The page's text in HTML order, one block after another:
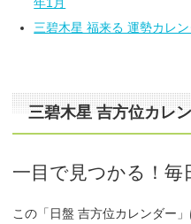
三碧木星 福来る 運勢カレ
三碧木星 吉方位カレ
一目で見つかる！毎
この「日盤 吉方位カレンダー